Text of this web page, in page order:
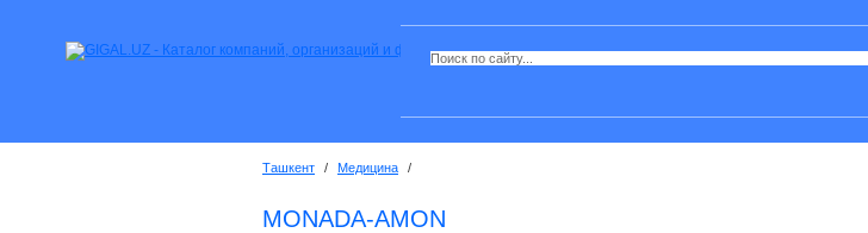
Ташкент / Медицина /
MONADA-AMON